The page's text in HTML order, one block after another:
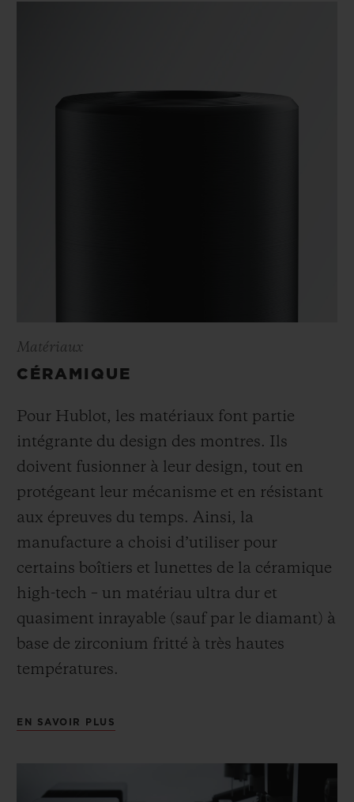
Matériaux
CÉRAMIQUE
Pour Hublot, les matériaux font partie
intégrante du design des montres. Ils
doivent fusionner à leur design, tout en
protégeant leur mécanisme et en résistant
aux épreuves du temps. Ainsi, la
manufacture a choisi d’utiliser pour
certains boîtiers et lunettes de la céramique
high-tech – un matériau ultra dur et
quasiment inrayable (sauf par le diamant) à
base de zirconium fritté à très hautes
températures.
EN SAVOIR PLUS